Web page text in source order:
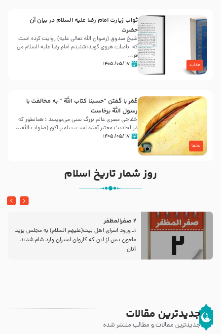
عقاید
ثواب زیارت امام رضا علیه السلام در بیان آن
حضرت
شیخ صدوق (رضوان الله تعالی علیه) روایت کرده است
که اباصلت هروی گوید:شنیدم امام رضا علیه السلام می
فر...
۱۷ /۰۵/ ۱۴۰۵
خلفا
عُمَر با گفتن “حسبنا كتاب اللّه ” به مخالفت با
رسول اللّه برخاست
خفاجی مصری عالم بزرگ سنی می‌نویسد : همانطور که
در احادیث معتبر آمده است، پیامبر اکرم (صلوات اللّه...
۱۷ /۰۵/ ۱۴۰۵
روز شمار تاریخ اسلام
2 صفرالمظفر
1ـ ورود اسراى اهل بیت‌(علیهم السلام) به مجلس یزید
ملعون پس از این كه كاروان اسیران وارد شام شدند،
آنان
جدیدترین مقالات
جدیدترین مقالات و مطالب منتشر شده